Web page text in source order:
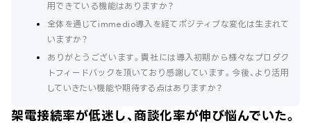
用できている機能はありますか？
全体を通じてimmedio導入を経てポジティブな変化は生まれて
いますか？
ありがとうございます。貴社には導入初期から様々なプロダク
トフィードバックを頂いており感謝しています。今後、より活用
していきたい機能や期待する点はありますか？
架電接続率が低迷し、商談化率が伸び悩んでいた。